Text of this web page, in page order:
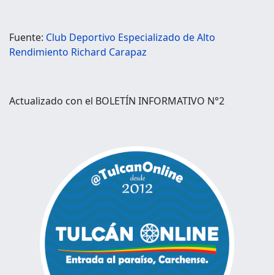
Fuente: Club Deportivo Especializado de Alto
Rendimiento Richard Carapaz
Actualizado con el BOLETÍN INFORMATIVO N°2